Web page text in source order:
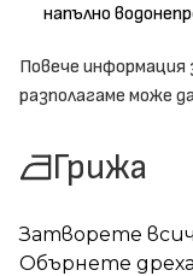
напълно
Повече информация
разполагаме може
Грижа
Затворете
Обърнете